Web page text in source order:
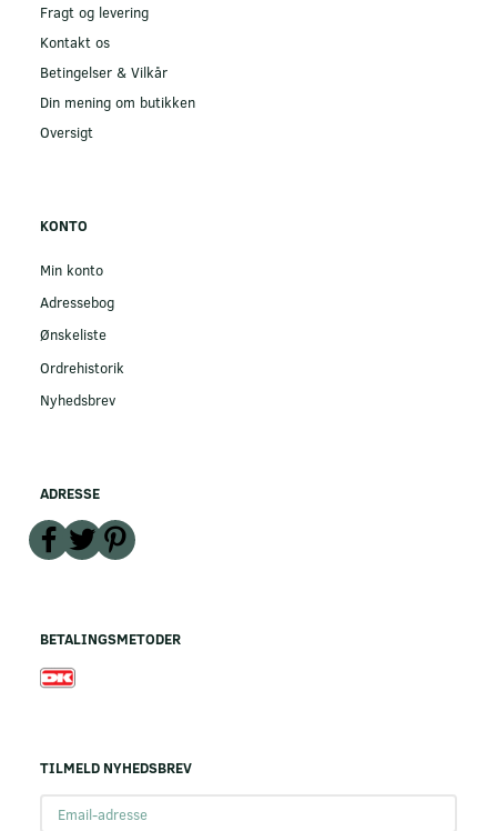
Fragt og levering
Kontakt os
Betingelser & Vilkår
Din mening om butikken
Oversigt
KONTO
Min konto
Adressebog
Ønskeliste
Ordrehistorik
Nyhedsbrev
ADRESSE
BETALINGSMETODER
TILMELD NYHEDSBREV
adresse